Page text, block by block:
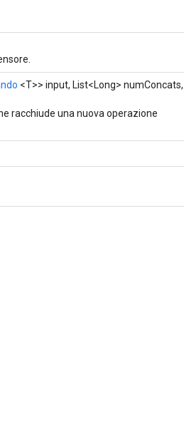
<T>> input, List<Long> numConcats,
racchiude una nuova operazione